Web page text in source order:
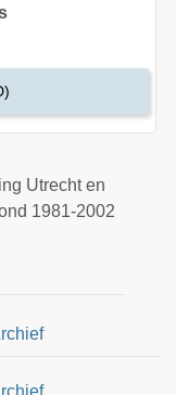
Utrecht en
1981-2002